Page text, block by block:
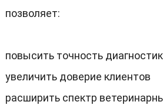
позволяет:
повысить точность
увеличить доверие клиентов
расширить спектр